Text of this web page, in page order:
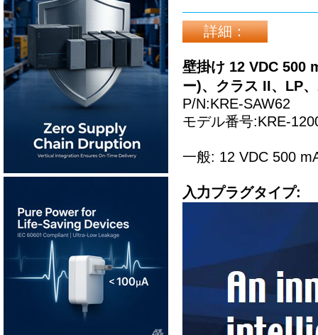
詳細：
壁掛け 12 VDC 500
ー)、クラス II、LP
P/N:KRE-SAW62
モデル番号:KRE-
一般: 12 VDC 500
入力プラグタイプ: